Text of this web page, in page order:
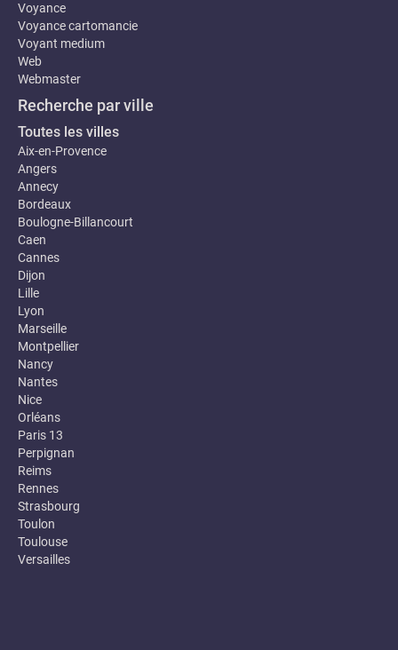
Voyance
Voyance cartomancie
Voyant medium
Web
Webmaster
Recherche par ville
Toutes les villes
Aix-en-Provence
Angers
Annecy
Bordeaux
Boulogne-Billancourt
Caen
Cannes
Dijon
Lille
Lyon
Marseille
Montpellier
Nancy
Nantes
Nice
Orléans
Paris 13
Perpignan
Reims
Rennes
Strasbourg
Toulon
Toulouse
Versailles